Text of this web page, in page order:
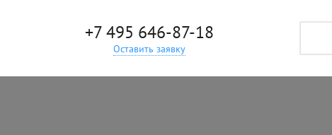
+7 495 646-87-18
Оставить заявку